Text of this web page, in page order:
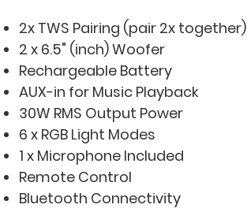
2x TWS Pairing (pair 2x together)
2 x 6.5" (inch) Woofer
Rechargeable Battery
AUX-in for Music Playback
30W RMS Output Power
6 x RGB Light Modes
1 x Microphone Included
Remote Control
Bluetooth Connectivity